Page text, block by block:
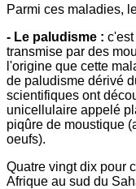
Parmi ces maladies,
- Le paludisme :
transmise par des
l'origine que cette
de paludisme dérivé
scientifiques ont
unicellulaire appelé
piqûre de moustique
oeufs).
Quatre vingt dix pour
Afrique au sud du